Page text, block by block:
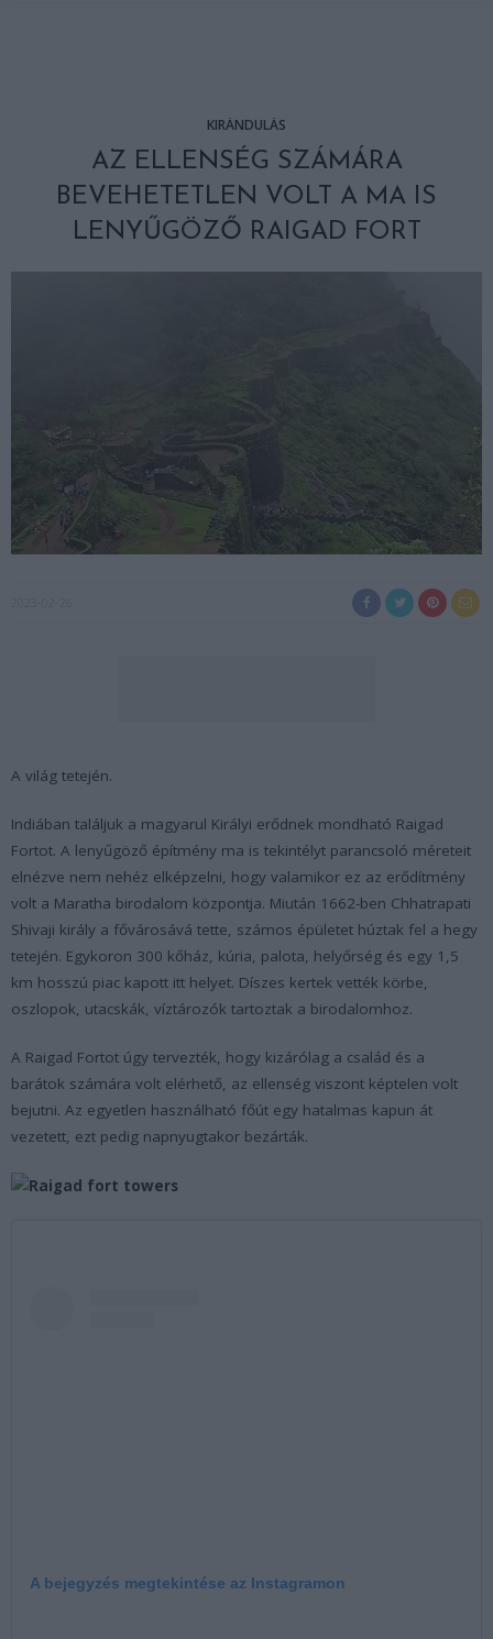
KIRÁNDULÁS
AZ ELLENSÉG SZÁMÁRA
BEVEHETETLEN VOLT A MA IS
LENYŰGÖZŐ RAIGAD FORT
A világ tetején.
Indiában találjuk a magyarul Királyi erődnek mondható Raigad
Fortot. A lenyűgöző építmény ma is tekintélyt parancsoló méreteit
elnézve nem nehéz elképzelni, hogy valamikor ez az erődítmény
volt a Maratha birodalom központja. Miután 1662-ben Chhatrapati
Shivaji király a fővárosává tette, számos épületet húztak fel a hegy
tetején. Egykoron 300 kőház, kúria, palota, helyőrség és egy 1,5
km hosszú piac kapott itt helyet. Díszes kertek vették körbe,
oszlopok, utacskák, víztározók tartoztak a birodalomhoz.
A Raigad Fortot úgy tervezték, hogy kizárólag a család és a
barátok számára volt elérhető, az ellenség viszont képtelen volt
bejutni. Az egyetlen használható főút egy hatalmas kapun át
vezetett, ezt pedig napnyugtakor bezárták.
A bejegyzés megtekintése az Instagramon